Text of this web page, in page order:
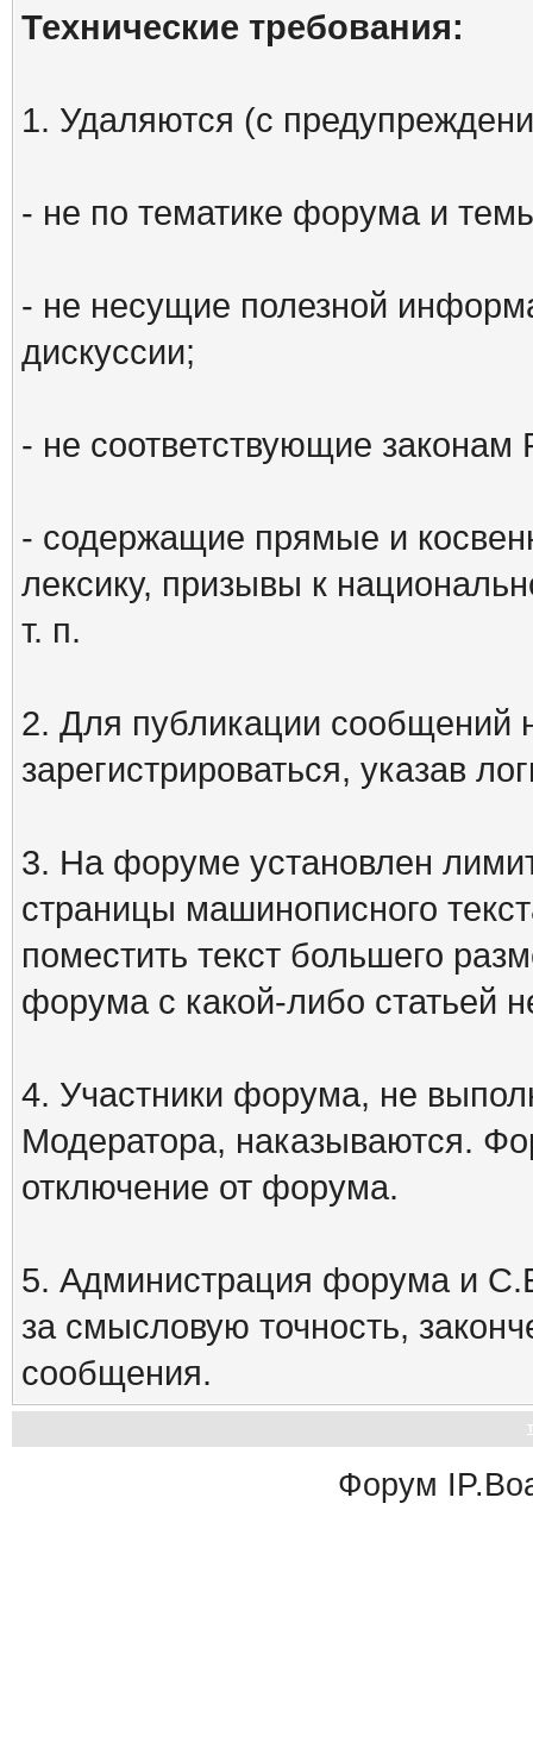
Технические требования:
1. Удаляются (с
- не по тематике форума и
- не несущие полезной
дискуссии;
- не соответствующие законам
- содержащие прямые и
лексику, призывы к
т. п.
2. Для публикации сообщений
зарегистрироваться, указав
3. На форуме установлен
страницы машинописного
поместить текст большего
форума с какой-либо статьей
4. Участники форума, не
Модератора, наказываются.
отключение от форума.
5. Администрация форума и
за смысловую точность,
сообщения.
Форум